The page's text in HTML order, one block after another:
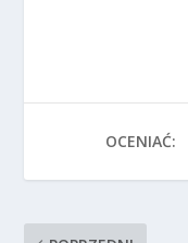
OCENIAĆ: